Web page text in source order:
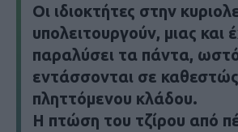
Οι ιδιοκτήτες στην
υπολειτουργούν, μιας και
παραλύσει τα πάντα,
εντάσσονται σε καθεστώς
πληττόμενου κλάδου.
Η πτώση του τζίρου από